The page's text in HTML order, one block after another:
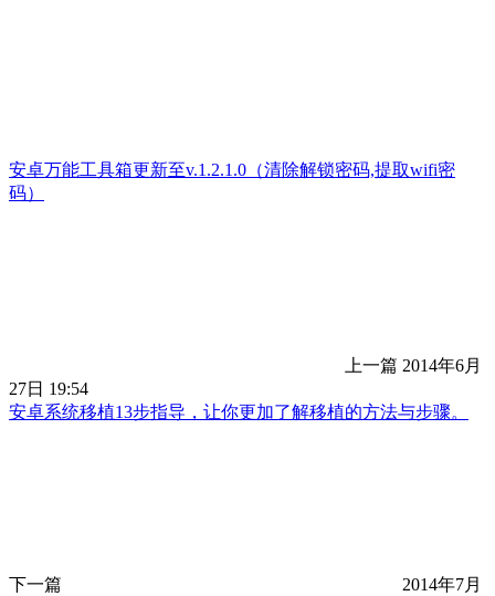
安卓万能工具箱更新至v.1.2.1.0（清除解锁密码,提取wifi密
码）
上一篇 2014年6月
27日 19:54
安卓系统移植13步指导，让你更加了解移植的方法与步骤。
下一篇
2014年7月